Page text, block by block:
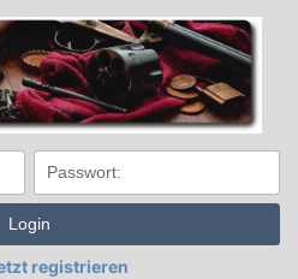
Login
registrieren